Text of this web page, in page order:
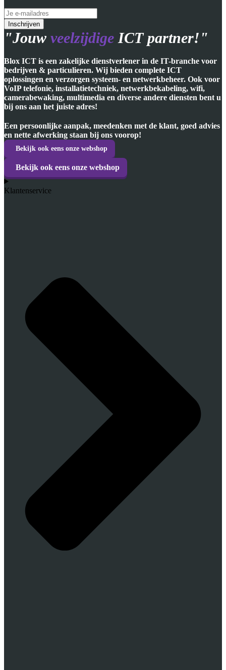
"Jouw veelzijdige ICT partner!"
Blox ICT is een zakelijke dienstverlener in de IT-branche voor
bedrijven & particulieren. Wij bieden complete ICT
oplossingen en verzorgen systeem- en netwerkbeheer. Ook voor
VoIP telefonie, installatietechniek, netwerkbekabeling, wifi,
camerabewaking, multimedia en diverse andere diensten bent u
bij ons aan het juiste adres!
Een persoonlijke aanpak, meedenken met de klant, goed advies
en nette afwerking staan bij ons voorop!
Bekijk ook eens onze webshop
Bekijk ook eens onze webshop
Klantenservice